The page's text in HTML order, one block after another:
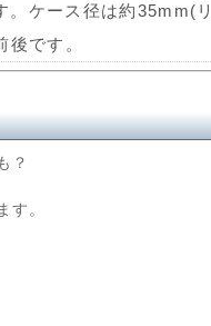
ケース径は約35mm(
です。
？
す。